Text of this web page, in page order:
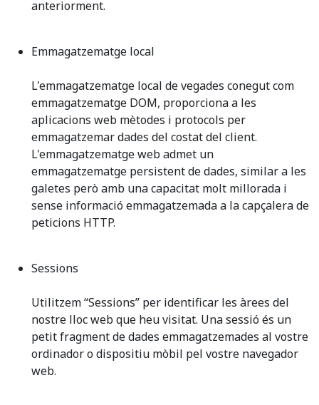
anteriorment.
Emmagatzematge local
L'emmagatzematge local de vegades conegut com
emmagatzematge DOM, proporciona a les
aplicacions web mètodes i protocols per
emmagatzemar dades del costat del client.
L'emmagatzematge web admet un
emmagatzematge persistent de dades, similar a les
galetes però amb una capacitat molt millorada i
sense informació emmagatzemada a la capçalera de
peticions HTTP.
Sessions
Utilitzem “Sessions” per identificar les àrees del
nostre lloc web que heu visitat. Una sessió és un
petit fragment de dades emmagatzemades al vostre
ordinador o dispositiu mòbil pel vostre navegador
web.